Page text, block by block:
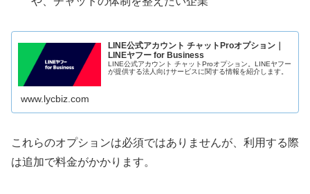
LINE公式アカウント チャットProオプション｜
LINEヤフー for Business
LINE公式アカウント チャットProオプション。LINEヤフー
が提供する法人向けサービスに関する情報を紹介します。
www.lycbiz.com
これらのオプションは必須ではありませんが、利用する際
は追加で料金がかかります。